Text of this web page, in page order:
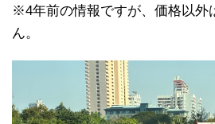
※4年前の情報ですが、価格以外
ん。